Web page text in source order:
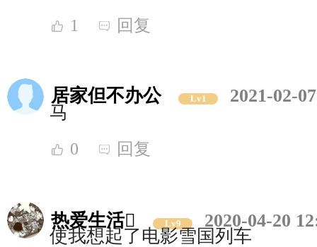
1 回复
居家但不办公 Lv1
2021-02-
马
0 回复
热爱生活 Lv9 2020-04-20
使我想起了电影雪国列车